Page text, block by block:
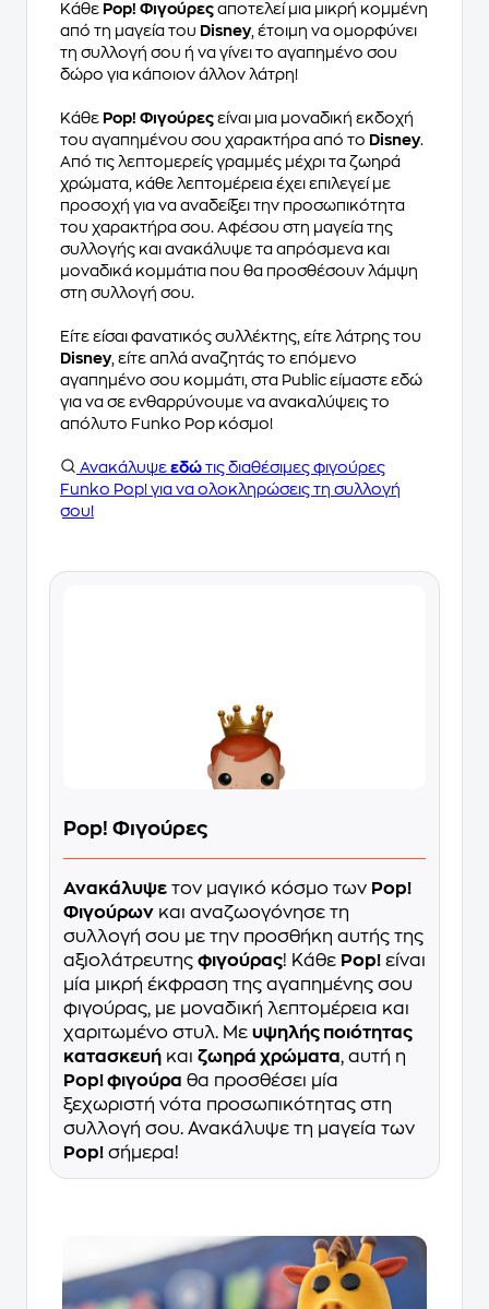
Κάθε Pop! Φιγούρες αποτελεί μια μικρή κομμένη
από τη μαγεία του Disney, έτοιμη να ομορφύνει
τη συλλογή σου ή να γίνει το αγαπημένο σου
δώρο για κάποιον άλλον λάτρη!
Κάθε Pop! Φιγούρες είναι μια μοναδική εκδοχή
του αγαπημένου σου χαρακτήρα από το Disney.
Από τις λεπτομερείς γραμμές μέχρι τα ζωηρά
χρώματα, κάθε λεπτομέρεια έχει επιλεγεί με
προσοχή για να αναδείξει την προσωπικότητα
του χαρακτήρα σου. Αφέσου στη μαγεία της
συλλογής και ανακάλυψε τα απρόσμενα και
μοναδικά κομμάτια που θα προσθέσουν λάμψη
στη συλλογή σου.
Είτε είσαι φανατικός συλλέκτης, είτε λάτρης του
Disney, είτε απλά αναζητάς το επόμενο
αγαπημένο σου κομμάτι, στα Public είμαστε εδώ
για να σε ενθαρρύνουμε να ανακαλύψεις το
απόλυτο Funko Pop κόσμο!
Ανακάλυψε εδώ τις διαθέσιμες φιγούρες
Funko Pop! για να ολοκληρώσεις τη συλλογή
σου!
Pop! Φιγούρες
Ανακάλυψε τον μαγικό κόσμο των Pop!
Φιγούρων και αναζωογόνησε τη
συλλογή σου με την προσθήκη αυτής της
αξιολάτρευτης φιγούρας! Κάθε Pop! είναι
μία μικρή έκφραση της αγαπημένης σου
φιγούρας, με μοναδική λεπτομέρεια και
χαριτωμένο στυλ. Με υψηλής ποιότητας
κατασκευή και ζωηρά χρώματα, αυτή η
Pop! φιγούρα θα προσθέσει μία
ξεχωριστή νότα προσωπικότητας στη
συλλογή σου. Ανακάλυψε τη μαγεία των
Pop! σήμερα!